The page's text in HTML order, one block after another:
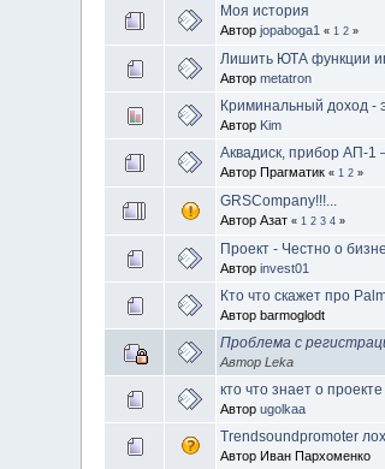
Моя история
Авторjopaboga1 « 1 2 »
Лишить ЮТА функции
Авторmetatron
Криминальный доход -
Автор Kim
Аквадиск, прибор АП-1
Автор Прагматик« 1 2 »
GRSCompany!!!...
Автор Азат« 1 2 3 4 »
Проект - Честно о
Авторinvest01
Кто что скажет про
Автор barmoglodt
Проблема с
Автор Leka
кто что знает о
Авторugolkaa
Trendsoundpromoter
Автор Иван Пархоменко